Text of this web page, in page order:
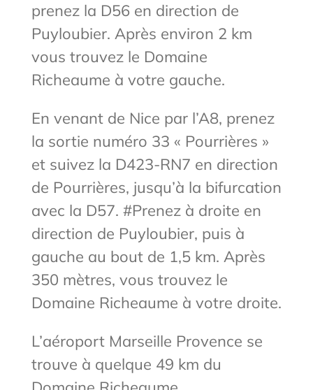
prenez la D56 en direction de
Puyloubier. Après environ 2 km
vous trouvez le Domaine
Richeaume à votre gauche.
En venant de Nice par l’A8, prenez
la sortie numéro 33 « Pourrières »
et suivez la D423-RN7 en direction
de Pourrières, jusqu’à la bifurcation
avec la D57. #Prenez à droite en
direction de Puyloubier, puis à
gauche au bout de 1,5 km. Après
350 mètres, vous trouvez le
Domaine Richeaume à votre droite.
L’aéroport Marseille Provence se
trouve à quelque 49 km du